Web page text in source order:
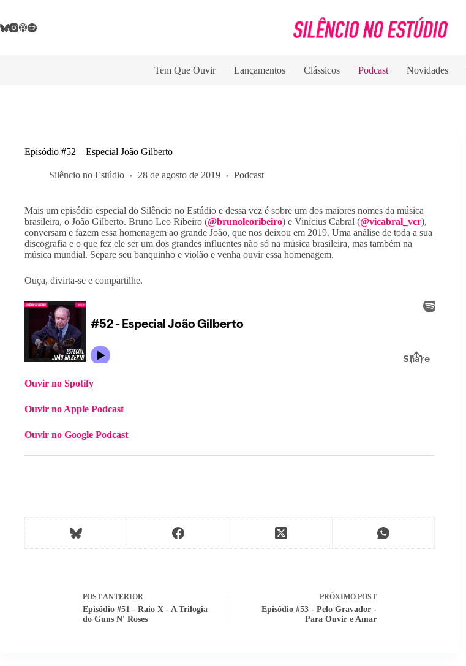
o
Tem Que Ouvir Lançamentos Clássicos Podcast Novidades
Episódio #52 – Especial João Gilberto
Silêncio no Estúdio 28 de agosto de 2019 Podcast
Mais um episódio especial do Silêncio no Estúdio e dessa vez é sobre um dos maiores nomes da música
brasileira, o João Gilberto. Bruno Leo Ribeiro (@brunoleoribeiro) e Vinícius Cabral (@vicabral_vcr),
conversam e fazem essa homenagem ao grande João, que nos deixou em 2019. Uma análise de toda a sua
discografia e o que fez ele ser um dos grandes influentes não só na música brasileira, mas também na
música mundial. Separe seu banquinho e violão e venha ouvir essa homenagem.
Ouça, divirta-se e compartilhe.
Ouvir no Spotify
Ouvir no Apple Podcast
Ouvir no Google Podcast
POST ANTERIOR
Episódio #51 - Raio X - A Trilogia
do Guns N' Roses
PRÓXIMO POST
Episódio #53 - Pelo Gravador -
Para Ouvir e Amar